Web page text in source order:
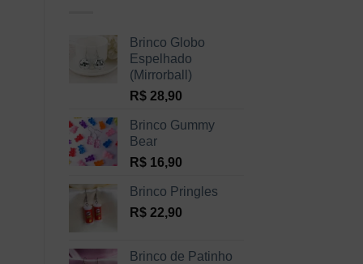
Brinco Globo
Espelhado
(Mirrorball)
R$28,90
Brinco Gummy
Bear
R$16,90
Brinco Pringles
R$22,90
Brinco de Patinho